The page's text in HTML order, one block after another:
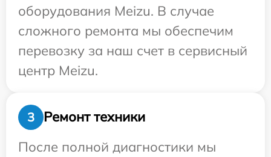
оборудования Meizu. В случае
сложного ремонта мы обеспечим
перевозку за наш счет в сервисный
центр Meizu.
3
Ремонт техники
После полной диагностики мы